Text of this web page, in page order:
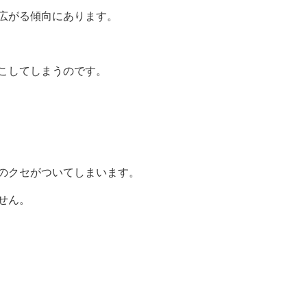
る傾向にあります。
てしまうのです。
セがついてしまいます。
ん。